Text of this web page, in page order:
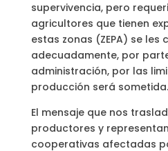
supervivencia, pero
agricultores que tienen
estas zonas (ZEPA) se les
adecuadamente, por
administración, por las
producción será sometida.
El mensaje que nos
productores y
cooperativas afectadas